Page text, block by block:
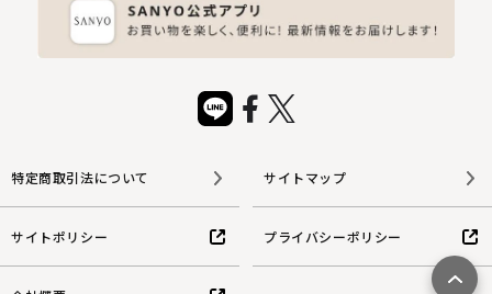
特定商取引法について サイトマップ
サイトポリシー プライバシーポリシー